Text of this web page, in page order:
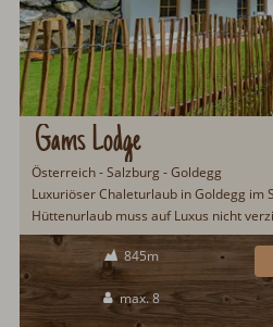
Gams Lodge
Österreich - Salzburg - Goldegg
Luxuriöser Chaleturlaub in Goldegg im
Hüttenurlaub muss auf Luxus nicht
luxuriösen Chalets lassen keine
mit bequemen Boxspringbetten und
Ausstattung...
845m
max. 8